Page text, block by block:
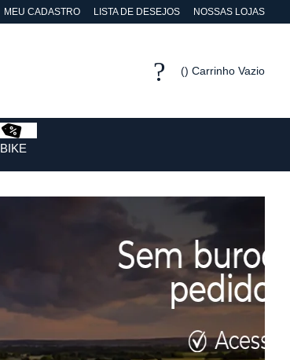
MEU CADASTRO LISTA DE DESEJOS NOSSAS LOJAS
Carrinho Vazio
BIKE